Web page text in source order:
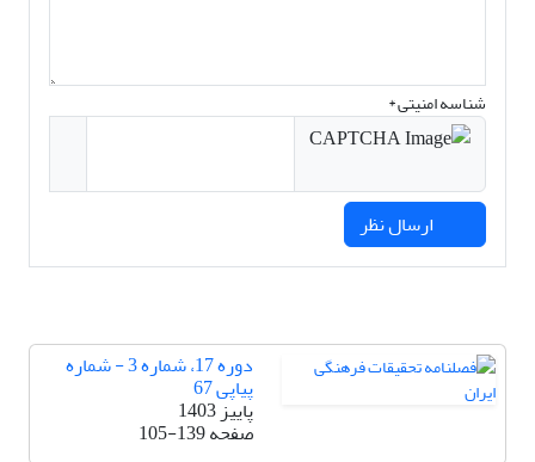
شناسه امنیتی *
دوره 17، شماره 3 - شماره
پیاپی 67
پاییز 1403
صفحه105-139